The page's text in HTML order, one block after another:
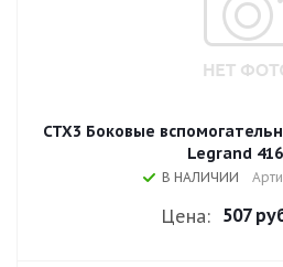
CTX3 Боковые
Legrand
В НАЛИЧИИ
Цена: 507